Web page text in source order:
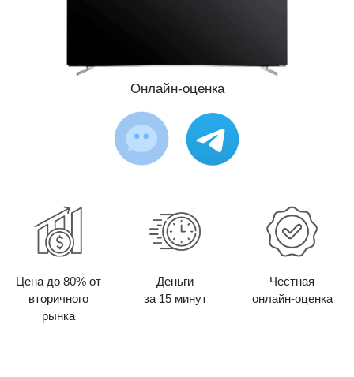
Онлайн-оценка
Цена до 80% от
вторичного
рынка
Деньги
за 15 минут
Честная
онлайн-оценка